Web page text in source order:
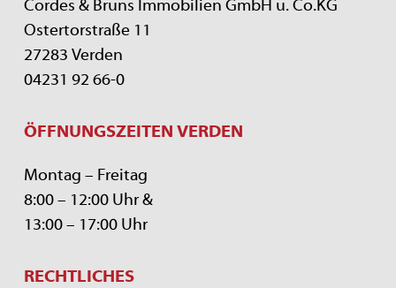
Cordes & Bruns Immobilien GmbH u. Co.KG
Ostertorstraße 11
27283 Verden
04231 92 66-0
ÖFFNUNGSZEITEN VERDEN
Montag – Freitag
8:00 – 12:00 Uhr &
13:00 – 17:00 Uhr
RECHTLICHES